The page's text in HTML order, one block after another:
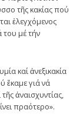
τῆς κακίας πού
ἐλεγχόμενος
του μέ τήν
καί ἀνεξικακία
ἔκαμε γιά νά
ἀναισχυντίας,
πραότερο».